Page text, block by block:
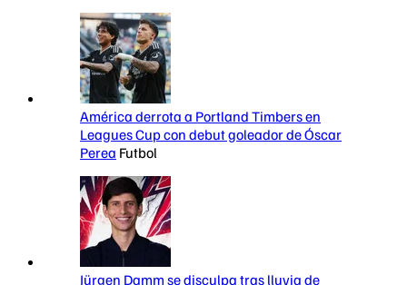
América derrota a Portland Timbers en
Leagues Cup con debut goleador de Óscar
Perea Futbol
Jürgen Damm se disculpa tras lluvia de